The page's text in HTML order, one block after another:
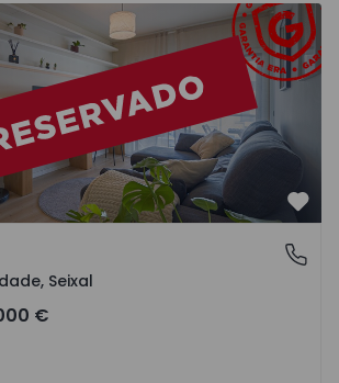
Quinta da Trindade - 1519625 - 2
Seixal
Seixal
€